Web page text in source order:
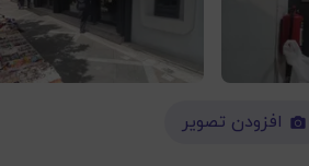
افزودن تصویر